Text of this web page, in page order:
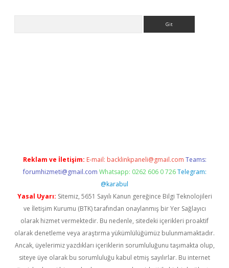
Reklam ve İletişim: E-mail: backlinkpaneli@gmail.com Teams:
forumhizmeti@gmail.com Whatsapp: 0262 606 0 726 Telegram:
@karabul
Yasal Uyarı: Sitemiz, 5651 Sayılı Kanun gereğince Bilgi Teknolojileri
ve İletişim Kurumu (BTK) tarafından onaylanmış bir Yer Sağlayıcı
olarak hizmet vermektedir. Bu nedenle, sitedeki içerikleri proaktif
olarak denetleme veya araştırma yükümlülüğümüz bulunmamaktadır.
Ancak, üyelerimiz yazdıkları içeriklerin sorumluluğunu taşımakta olup,
siteye üye olarak bu sorumluluğu kabul etmiş sayılırlar. Bu internet